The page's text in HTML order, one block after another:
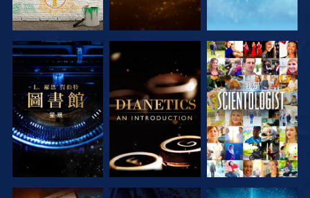
探索系列節目 探索系列節目 觀看